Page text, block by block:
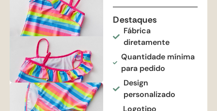
Destaques
Fábrica
diretamente
Quantidade mínima
para pedido
Design
personalizado